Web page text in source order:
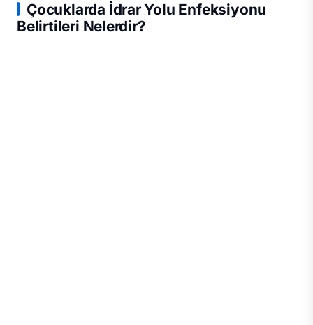
Çocuklarda İdrar Yolu Enfeksiyonu
Belirtileri Nelerdir?